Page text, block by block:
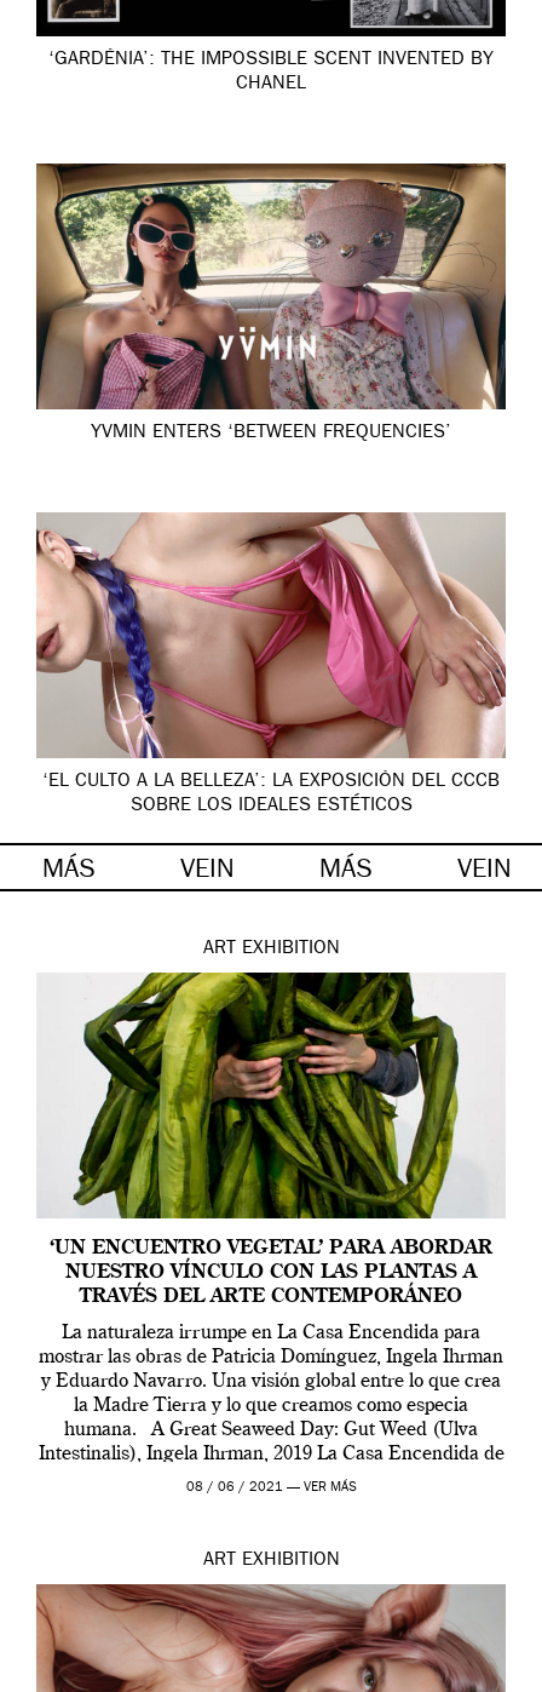
‘GARDÉNIA’: THE IMPOSSIBLE SCENT INVENTED BY
CHANEL
YVMIN ENTERS ‘BETWEEN FREQUENCIES’
‘EL CULTO A LA BELLEZA’: LA EXPOSICIÓN DEL CCCB
SOBRE LOS IDEALES ESTÉTICOS
MÁS VEIN MÁS VEIN
ART EXHIBITION
‘UN ENCUENTRO VEGETAL’ PARA ABORDAR
NUESTRO VÍNCULO CON LAS PLANTAS A
TRAVÉS DEL ARTE CONTEMPORÁNEO
La naturaleza irrumpe en La Casa Encendida para
mostrar las obras de Patricia Domínguez, Ingela Ihrman
y Eduardo Navarro. Una visión global entre lo que crea
la Madre Tierra y lo que creamos como especia
humana. A Great Seaweed Day: Gut Weed (Ulva
Intestinalis), Ingela Ihrman, 2019 La Casa Encendida de
Madrid y la Wellcome […]
08 / 06 / 2021 — VER MÁS
ART EXHIBITION